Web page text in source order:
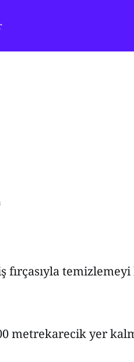
temizlemeyi
metrekarecik yer